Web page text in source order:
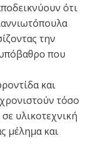
ότι
την
που
και
τόσο
υλικοτεχνική
μέλημα και